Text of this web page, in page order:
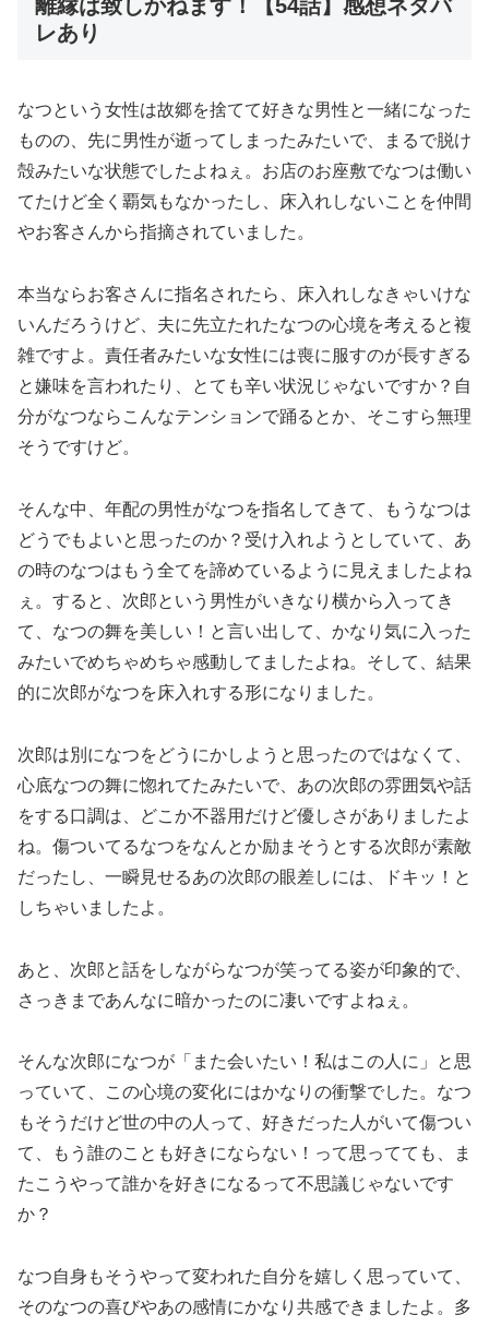
離縁は致しかねます！【54話】感想ネタバ
レあり
なつという女性は故郷を捨てて好きな男性と一緒になった
ものの、先に男性が逝ってしまったみたいで、まるで脱け
殻みたいな状態でしたよねぇ。お店のお座敷でなつは働い
てたけど全く覇気もなかったし、床入れしないことを仲間
やお客さんから指摘されていました。
本当ならお客さんに指名されたら、床入れしなきゃいけな
いんだろうけど、夫に先立たれたなつの心境を考えると複
雑ですよ。責任者みたいな女性には喪に服すのが長すぎる
と嫌味を言われたり、とても辛い状況じゃないですか？自
分がなつならこんなテンションで踊るとか、そこすら無理
そうですけど。
そんな中、年配の男性がなつを指名してきて、もうなつは
どうでもよいと思ったのか？受け入れようとしていて、あ
の時のなつはもう全てを諦めているように見えましたよね
ぇ。すると、次郎という男性がいきなり横から入ってき
て、なつの舞を美しい！と言い出して、かなり気に入った
みたいでめちゃめちゃ感動してましたよね。そして、結果
的に次郎がなつを床入れする形になりました。
次郎は別になつをどうにかしようと思ったのではなくて、
心底なつの舞に惚れてたみたいで、あの次郎の雰囲気や話
をする口調は、どこか不器用だけど優しさがありましたよ
ね。傷ついてるなつをなんとか励まそうとする次郎が素敵
だったし、一瞬見せるあの次郎の眼差しには、ドキッ！と
しちゃいましたよ。
あと、次郎と話をしながらなつが笑ってる姿が印象的で、
さっきまであんなに暗かったのに凄いですよねぇ。
そんな次郎になつが「また会いたい！私はこの人に」と思
っていて、この心境の変化にはかなりの衝撃でした。なつ
もそうだけど世の中の人って、好きだった人がいて傷つい
て、もう誰のことも好きにならない！って思ってても、ま
たこうやって誰かを好きになるって不思議じゃないです
か？
なつ自身もそうやって変われた自分を嬉しく思っていて、
そのなつの喜びやあの感情にかなり共感できましたよ。多